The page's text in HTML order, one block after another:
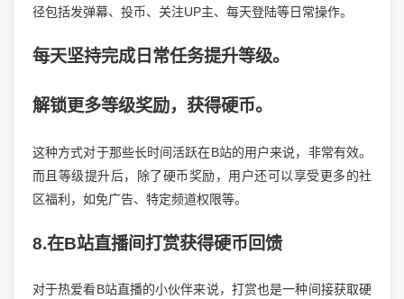
径包括发弹幕、投币、关注UP主、每天登陆等日常操作。
每天坚持完成日常任务提升等级。
解锁更多等级奖励，获得硬币。
这种方式对于那些长时间活跃在B站的用户来说，非常有效。
而且等级提升后，除了硬币奖励，用户还可以享受更多的社
区福利，如免广告、特定频道权限等。
8.在B站直播间打赏获得硬币回馈
对于热爱看B站直播的小伙伴来说，打赏也是一种间接获取硬